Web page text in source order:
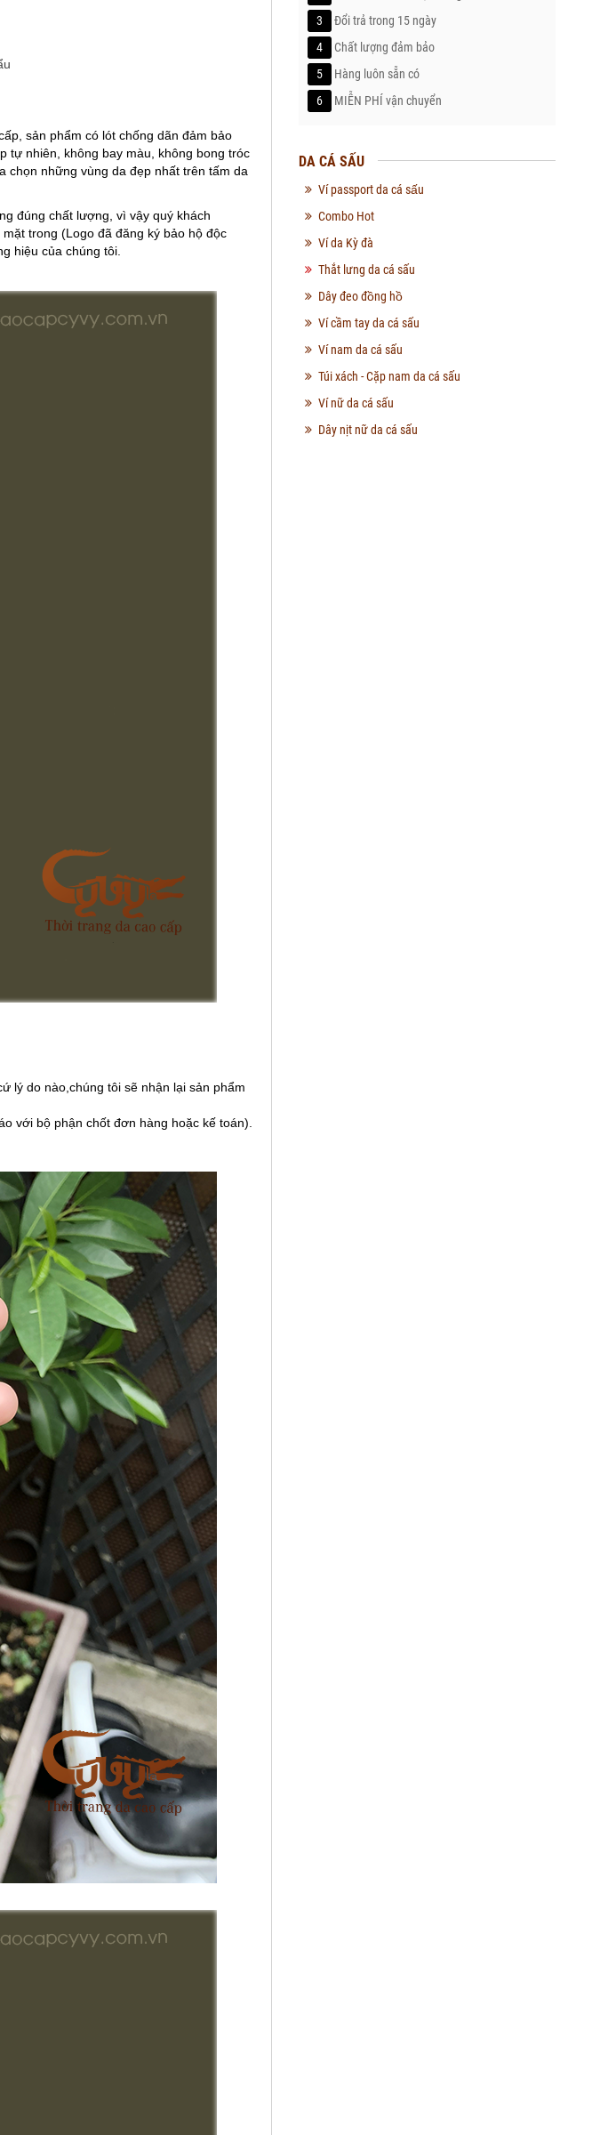
sản phẩm có lót chống dãn đảm bảo
tự nhiên, không bay màu, không bong tróc
chọn những vùng da đẹp nhất trên tấm da
đúng chất lượng, vì vậy quý khách
trong (Logo đã đăng ký bảo hộ độc
hiệu của chúng tôi.
do nào,chúng tôi sẽ nhận lại sản phẩm
với bộ phận chốt đơn hàng hoặc kế toán).
3
Đổi trả trong 15 ngày
4
Chất lượng đảm bảo
5
Hàng luôn sẵn có
6
MIỄN PHÍ vận chuyển
DA CÁ SẤU
Ví passport da cá sấu
Combo Hot
Ví da Kỳ đà
Thắt lưng da cá sấu
Dây đeo đồng hồ
Ví cầm tay da cá sấu
Ví nam da cá sấu
Túi xách - Cặp nam da cá sấu
Ví nữ da cá sấu
Dây nịt nữ da cá sấu